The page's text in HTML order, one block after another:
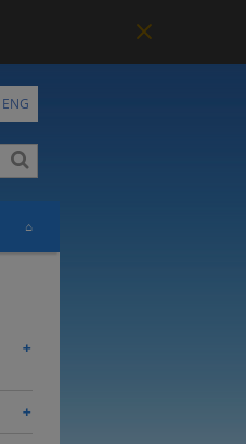
ENG
⌂